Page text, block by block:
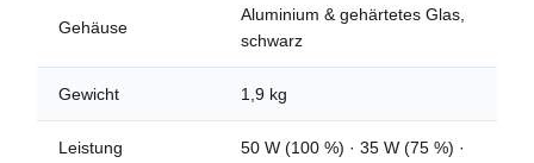
Gehäuse
Aluminium & gehärtetes Glas,
schwarz
Gewicht 1,9 kg
Leistung
50 W (100 %) · 35 W (75 %) ·